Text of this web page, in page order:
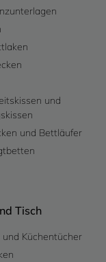
und
und Bettläufer
Tisch
und Küchentücher